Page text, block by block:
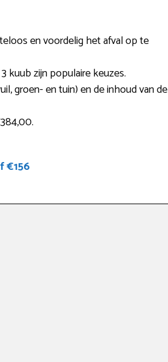
en voordelig het afval op te
kuub zijn populaire keuzes.
groen- en tuin) en de inhoud van de
€156